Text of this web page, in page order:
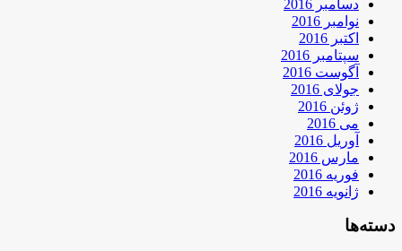
دسامبر 2016
نوامبر 2016
اکتبر 2016
سپتامبر 2016
آگوست 2016
جولای 2016
ژوئن 2016
می 2016
آوریل 2016
مارس 2016
فوریه 2016
ژانویه 2016
دسته‌ها